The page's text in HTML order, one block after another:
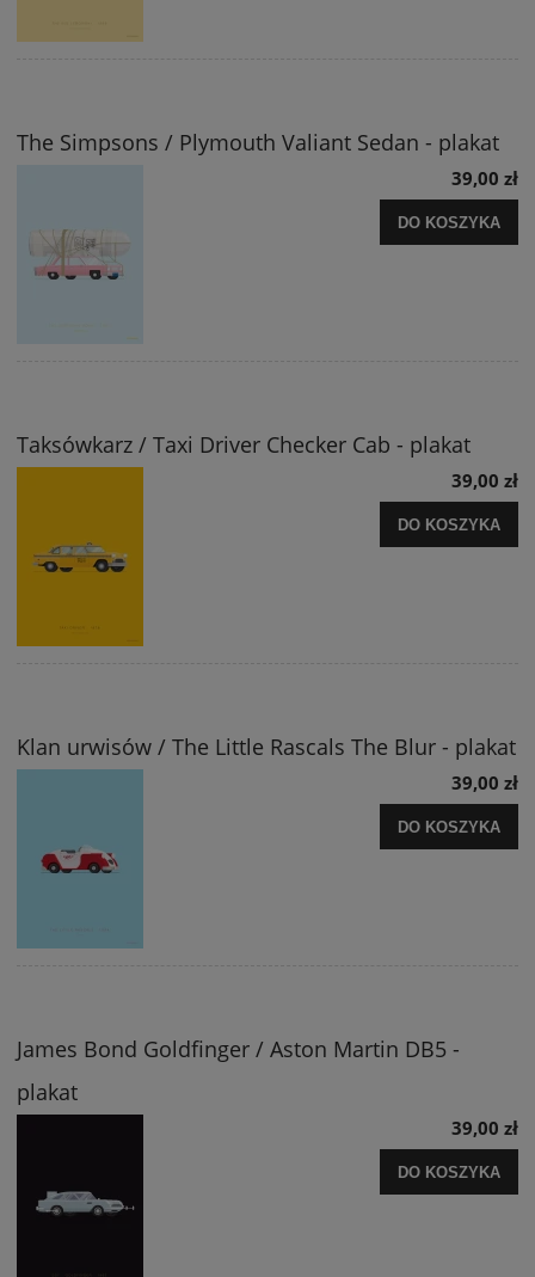
The Simpsons / Plymouth Valiant Sedan - plakat
39,00 zł
DO KOSZYKA
Taksówkarz / Taxi Driver Checker Cab - plakat
39,00 zł
DO KOSZYKA
Klan urwisów / The Little Rascals The Blur - plakat
39,00 zł
DO KOSZYKA
James Bond Goldfinger / Aston Martin DB5 -
plakat
39,00 zł
DO KOSZYKA